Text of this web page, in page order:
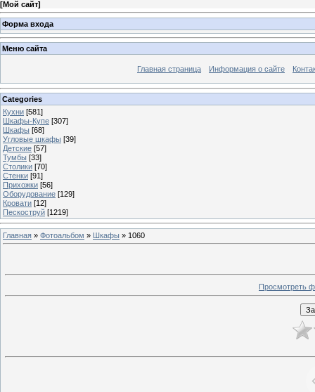
[Мой сайт]
Форма входа
Меню сайта
Главная страница Информация о сайте
Categories
Кухни [581]
Шкафы-Купе [307]
Шкафы [68]
Угловые шкафы [39]
Детские [57]
Тумбы [33]
Столики [70]
Стенки [91]
Прихожки [56]
Оборудование [129]
Кровати [12]
Пескоструй [1219]
Главная » Фотоальбом » Шкафы » 1060
Просмотреть